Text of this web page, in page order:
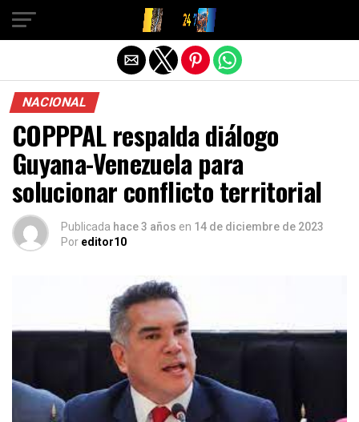
NACIONAL
COPPPAL respalda diálogo
Guyana-Venezuela para
solucionar conflicto territorial
Publicada hace 3 años en 14 de diciembre de 2023
Por editor10
Salir de la versión móvil